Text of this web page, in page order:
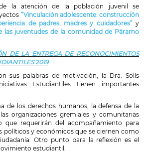
la atención de la población juvenil se
“Vinculación adolescente: construcción
de padres, madres y cuidadores”y
las juventudes de la comunidad de Páramo
DE LA ENTREGA DE RECONOCIMIENTOS
2019
sus palabras de motivación, la Dra. Solís
Estudiantiles tienen importantes
de los derechos humanos, la defensa de la
organizaciones gremiales y comunitarias
que requerirán del acompañamiento para
políticos y económicos que se ciernen como
Otro punto para la reflexión es el
estudiantil.